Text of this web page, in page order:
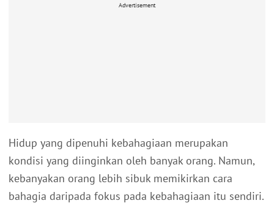
Advertisement
Hidup yang dipenuhi kebahagiaan merupakan
kondisi yang diinginkan oleh banyak orang. Namun,
kebanyakan orang lebih sibuk memikirkan cara
bahagia daripada fokus pada kebahagiaan itu sendiri.